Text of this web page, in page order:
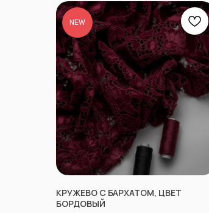
NEW
КРУЖЕВО С БАРХАТОМ, ЦВЕТ
БОРДОВЫЙ